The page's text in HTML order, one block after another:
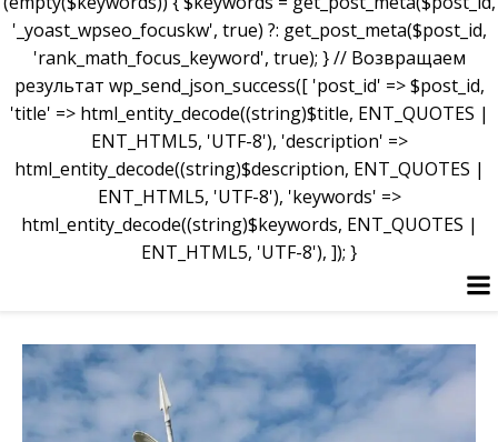
'_yoast_wpseo_focuskw', true) ?: get_post_meta($post_id,
'rank_math_focus_keyword', true); } // Возвращаем
результат wp_send_json_success([ 'post_id' => $post_id,
'title' => html_entity_decode((string)$title, ENT_QUOTES |
ENT_HTML5, 'UTF-8'), 'description' =>
html_entity_decode((string)$description, ENT_QUOTES |
ENT_HTML5, 'UTF-8'), 'keywords' =>
html_entity_decode((string)$keywords, ENT_QUOTES |
ENT_HTML5, 'UTF-8'), ]); }